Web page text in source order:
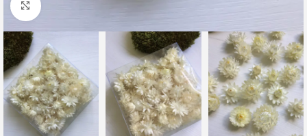
Клацніть, щоб збільшити